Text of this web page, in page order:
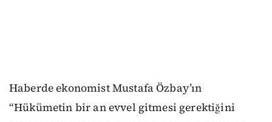
Haberde ekonomist Mustafa Özbay’ın
“Hükümetin bir an evvel gitmesi gerektiğini